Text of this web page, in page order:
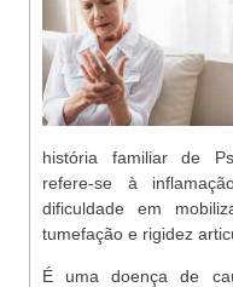
história familiar de
refere-se à
dificuldade em
tumefação e rigidez
É uma doença de